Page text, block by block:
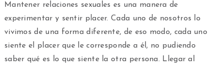
Mantener relaciones sexuales es una manera de
experimentar y sentir placer. Cada uno de nosotros lo
vivimos de una forma diferente, de eso modo, cada uno
siente el placer que le corresponde a él, no pudiendo
saber qué es lo que siente la otra persona. Llegar al